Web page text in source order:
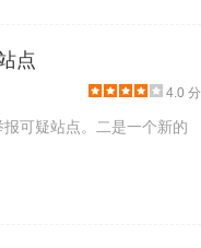
点
4.0 分
可疑站点。二是一个新的